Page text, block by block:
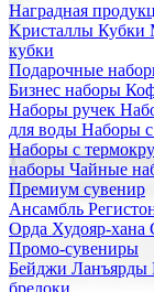
Наградная
Kристаллы Кубки
кубки
Подарочные
Бизнес наборы
Наборы ручек
для воды Наборы
Наборы с
наборы Чайные
Премиум сувенир
Ансамбль
Орда Худояр-хана
Промо-сувениры
Бейджи Ланъярды
брелоки
Поставка
Мы предлагаем
сувениров с
продукцию для